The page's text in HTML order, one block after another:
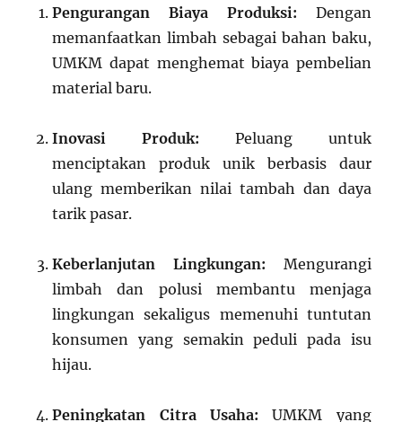
Pengurangan Biaya Produksi: Dengan
memanfaatkan limbah sebagai bahan baku,
UMKM dapat menghemat biaya pembelian
material baru.
Inovasi Produk: Peluang untuk
menciptakan produk unik berbasis daur
ulang memberikan nilai tambah dan daya
tarik pasar.
Keberlanjutan Lingkungan: Mengurangi
limbah dan polusi membantu menjaga
lingkungan sekaligus memenuhi tuntutan
konsumen yang semakin peduli pada isu
hijau.
Peningkatan Citra Usaha: UMKM yang